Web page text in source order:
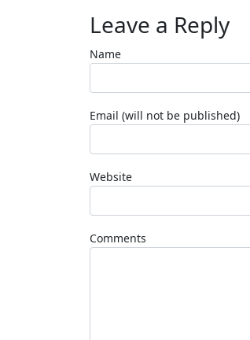
Leave a Reply
Name
Email (will not be published)
Website
Comments